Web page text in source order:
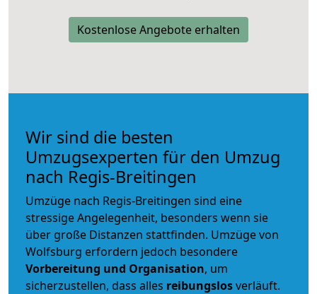
Kostenlose Angebote erhalten
Wir sind die besten
Umzugsexperten für den Umzug
nach Regis-Breitingen
Umzüge nach Regis-Breitingen sind eine
stressige Angelegenheit, besonders wenn sie
über große Distanzen stattfinden. Umzüge von
Wolfsburg erfordern jedoch besondere
Vorbereitung und Organisation, um
sicherzustellen, dass alles reibungslosverläuft.